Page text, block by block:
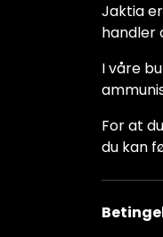
Jaktia
handler
I våre
For at
du kan